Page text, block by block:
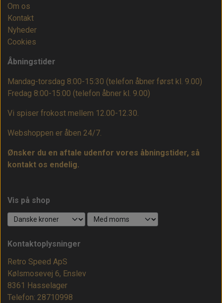
Om os
Kontakt
Nyheder
Cookies
Åbningstider
Mandag-torsdag 8:00-15:30 (telefon åbner først kl. 9.00)
Fredag 8:00-15:00 (telefon åbner kl. 9.00)
Vi spiser frokost mellem 12.00-12.30.
Webshoppen er åben 24/7.
Ønsker du en aftale udenfor vores åbningstider, så
kontakt os endelig.
Vis på shop
Kontaktoplysninger
Retro Speed ApS
Kølsmosevej 6, Enslev
8361 Hasselager
Telefon: 28710998